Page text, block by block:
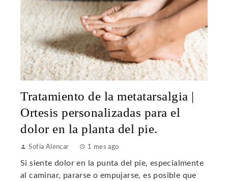
Tratamiento de la metatarsalgia |
Ortesis personalizadas para el
dolor en la planta del pie.
Sofía Alencar 1 mes ago
Si siente dolor en la punta del pie, especialmente
al caminar, pararse o empujarse, es posible que